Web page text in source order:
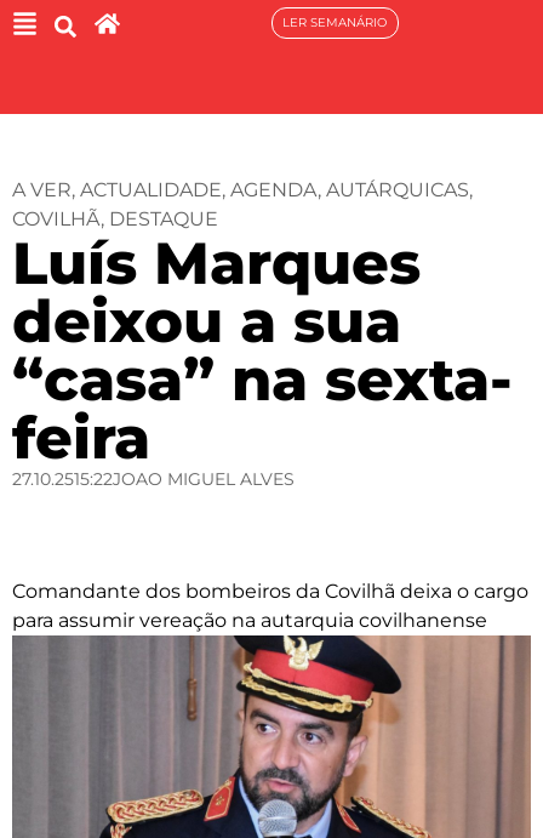
LER SEMANÁRIO
A VER, ACTUALIDADE, AGENDA, AUTÁRQUICAS,
COVILHÃ, DESTAQUE
Luís Marques
deixou a sua
“casa” na sexta-
feira
27.10.2515:22JOAO MIGUEL ALVES
Comandante dos bombeiros da Covilhã deixa o cargo
para assumir vereação na autarquia covilhanense